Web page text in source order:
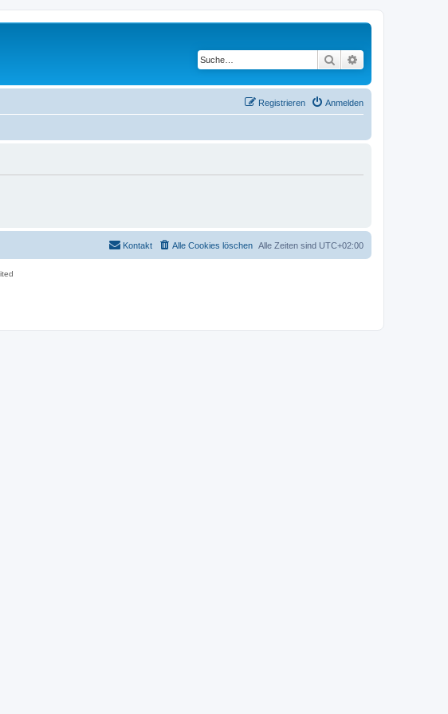
Suche
Anmelden
Registrieren
Alle Zeiten sind UTC+02:00
Alle Cookies löschen
Kontakt